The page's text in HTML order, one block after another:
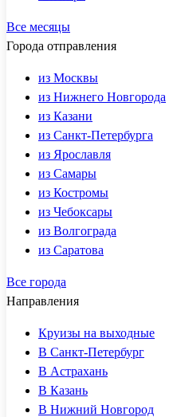
Все месяцы
Города отправления
из Москвы
из Нижнего Новгорода
из Казани
из Санкт-Петербурга
из Ярославля
из Самары
из Костромы
из Чебоксары
из Волгограда
из Саратова
Все города
Направления
Круизы на выходные
В Санкт-Петербург
В Астрахань
В Казань
В Нижний Новгород